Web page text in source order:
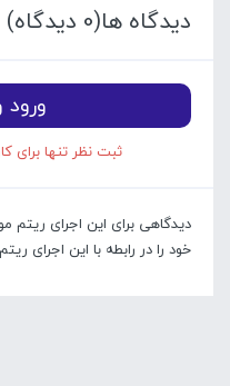
دیدگاه ها(0 دیدگاه)
ثبت نظر تنها برای
دیدگاهی برای این اجرای ریتم
خود را در رابطه با این اجرای